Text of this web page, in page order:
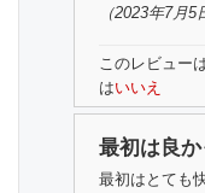
（2023年7月5
このレビュー
はいいえ
最初は良
最初はとても